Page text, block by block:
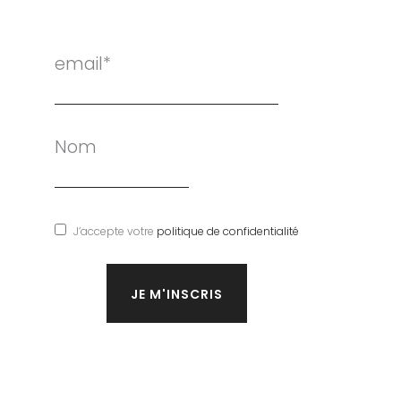
email*
Nom
J’accepte votre politique de confidentialité